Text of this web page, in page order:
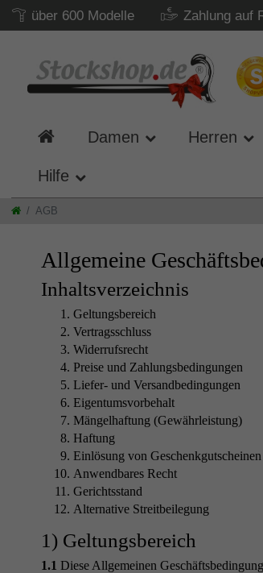
über 600 Modelle Zahlung auf
Damen Herren
Hilfe
AGB
Allgemeine
Inhaltsverzeichnis
Geltungsbereich
Vertragsschluss
Widerrufsrecht
Preise und Zahlungsbedingungen
Liefer- und Versandbedingungen
Eigentumsvorbehalt
Mängelhaftung (Gewährleistung)
Haftung
Einlösung von Geschenkgutscheinen
Anwendbares Recht
Gerichtsstand
Alternative Streitbeilegung
1) Geltungsbereich
1.1 Diese Allgemeinen